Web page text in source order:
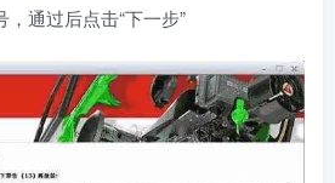
通过后点击“下一步”